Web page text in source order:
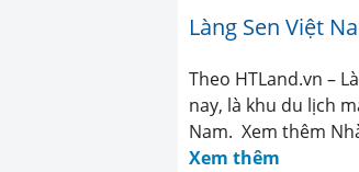
Làng Sen Việt
Theo HTLand.vn –
nay, là khu du lịch
Nam. Xem thêm
Xem thêm